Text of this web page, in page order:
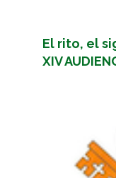
El rito, el
XIV